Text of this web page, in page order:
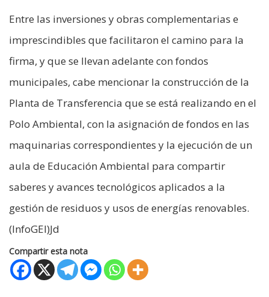
Entre las inversiones y obras complementarias e
imprescindibles que facilitaron el camino para la
firma, y que se llevan adelante con fondos
municipales, cabe mencionar la construcción de la
Planta de Transferencia que se está realizando en el
Polo Ambiental, con la asignación de fondos en las
maquinarias correspondientes y la ejecución de un
aula de Educación Ambiental para compartir
saberes y avances tecnológicos aplicados a la
gestión de residuos y usos de energías renovables.
(InfoGEI)Jd
Compartir esta nota